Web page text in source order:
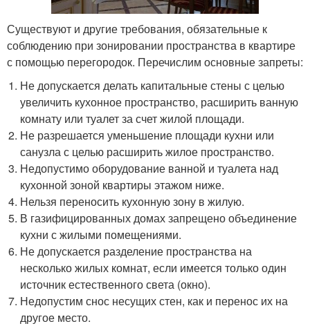
Существуют и другие требования, обязательные к
соблюдению при зонировании пространства в квартире
с помощью перегородок. Перечислим основные запреты:
Не допускается делать капитальные стены с целью
увеличить кухонное пространство, расширить ванную
комнату или туалет за счет жилой площади.
Не разрешается уменьшение площади кухни или
санузла с целью расширить жилое пространство.
Недопустимо оборудование ванной и туалета над
кухонной зоной квартиры этажом ниже.
Нельзя переносить кухонную зону в жилую.
В газифицированных домах запрещено объединение
кухни с жилыми помещениями.
Не допускается разделение пространства на
несколько жилых комнат, если имеется только один
источник естественного света (окно).
Недопустим снос несущих стен, как и перенос их на
другое место.